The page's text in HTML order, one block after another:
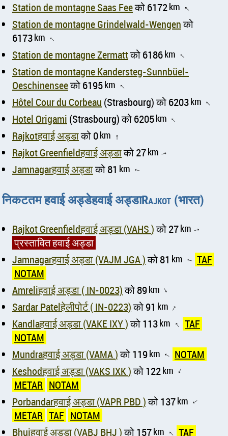
Station de montagne Saas Feeको 6172km ↑
Station de montagne Grindelwald-Wengenको
6173km ↑
Station de montagne Zermattको 6186km ↑
Station de montagne Kandersteg-Sunnbüel-
Oeschinenseeको 6195km ↑
Hôtel Cour du Corbeau (Strasbourg) को 6203km ↑
Hotel Origami (Strasbourg) को 6205km ↑
Rajkotहवाई अड्डाको 0km ↑
Rajkot Greenfieldहवाई अड्डाको 27km ↑
Jamnagarहवाई अड्डाको 81 km ↑
निकटतम हवाई अड्डेहवाई अड्डाRajkot (भारत)
Rajkot Greenfieldहवाई अड्डा (VAHS )को 27km ↑
प्रस्तावित हवाई अड्डा
Jamnagarहवाई अड्डा (VAJM JGA )को 81 km ↑
TAF
NOTAM
Amreliहवाई अड्डा ( IN-0023)को 89km ↑
Sardar Patelहेलीपोर्ट ( IN-0223)को 91 km ↑
Kandlaहवाई अड्डा (VAKE IXY )को 113km ↑ TAF
NOTAM
Mundraहवाई अड्डा (VAMA )को 119km ↑
NOTAM
Keshodहवाई अड्डा (VAKS IXK )को 122km ↑
METAR NOTAM
Porbandarहवाई अड्डा (VAPR PBD )को 137km ↑
METAR TAF NOTAM
Bhujहवाई अड्डा (VABJ BHJ )को 157km ↑ TAF